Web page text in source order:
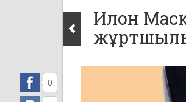
Илон
0